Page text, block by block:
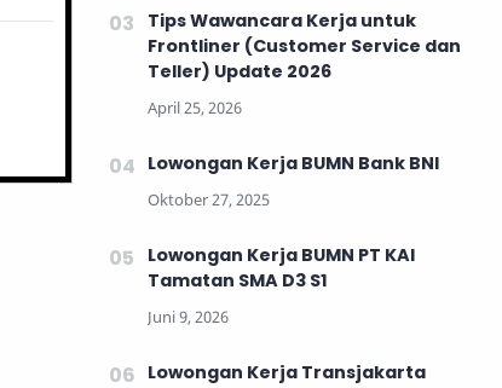
Tips Wawancara Kerja untuk
Frontliner (Customer Service dan
Teller) Update 2026
Lowongan Kerja BUMN Bank BNI
Lowongan Kerja BUMN PT KAI
Tamatan SMA D3 S1
Lowongan Kerja Transjakarta